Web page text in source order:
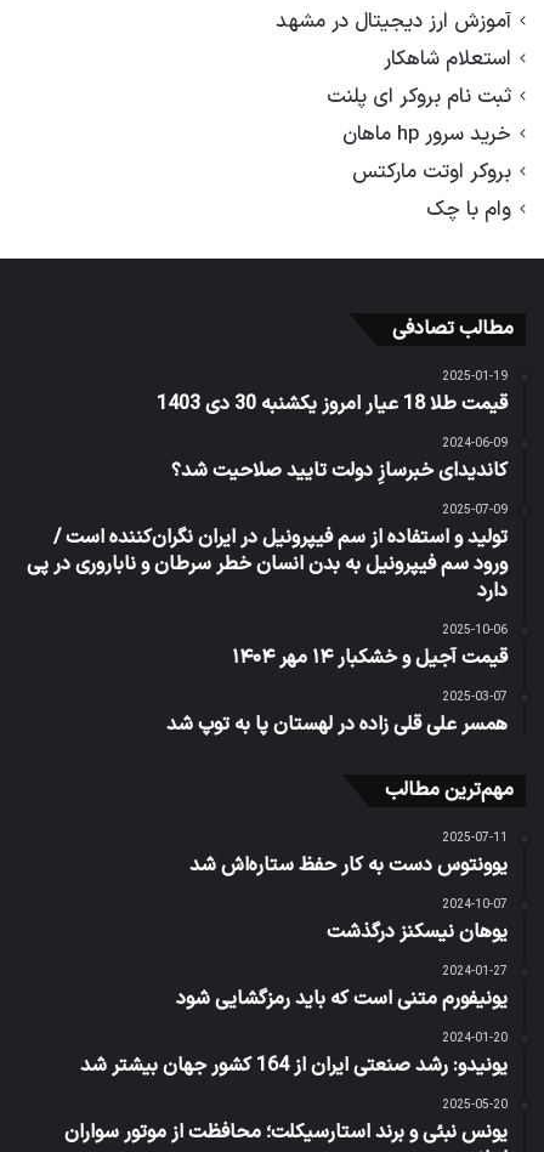
آموزش ارز دیجیتال در مشهد
استعلام شاهکار
ثبت نام بروکر ای پلنت
خرید سرور hp ماهان
بروکر اوتت مارکتس
وام با چک
مطالب تصادفی
2025-01-19
قیمت طلا 18 عیار امروز یکشنبه 30 دی 1403
2024-06-09
کاندیدای خبرسازِ دولت تایید صلاحیت شد؟
2025-07-09
تولید و استفاده از سم فیپرونیل در ایران نگران‌کننده است /
ورود سم فیپرونیل به بدن انسان خطر سرطان و ناباروری در پی
دارد
2025-10-06
قیمت آجیل و خشکبار ۱۴ مهر ۱۴۰۴
2025-03-07
همسر علی قلی زاده در لهستان پا به توپ شد
مهم‌ترین مطالب
2025-07-11
یوونتوس دست به کار حفظ ستاره‌اش شد
2024-10-07
یوهان نیسکنز درگذشت
2024-01-27
یونیفورم متنی است که باید رمزگشایی شود
2024-01-20
یونیدو: رشد صنعتی ایران از 164 کشور جهان بیشتر شد
2025-05-20
یونس نبئی و برند استارسیکلت؛ محافظت از موتور سواران